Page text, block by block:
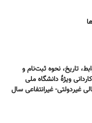
تاریخ، نحوه ثبت‌نام و
ویژۀ دانشگاه ملی
غیردولتی- غیرانتفاعی سال